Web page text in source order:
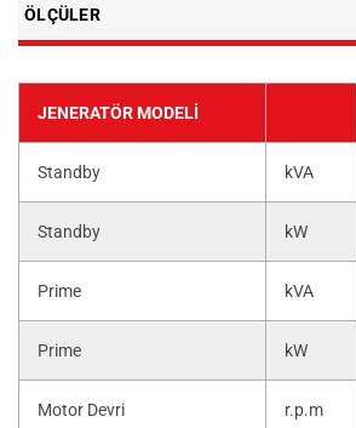
ÖLÇÜLER
JENERATÖR MODELI
Standby kVA
Standby kW
Prime kVA
Prime kW
Motor Devri r.p.m